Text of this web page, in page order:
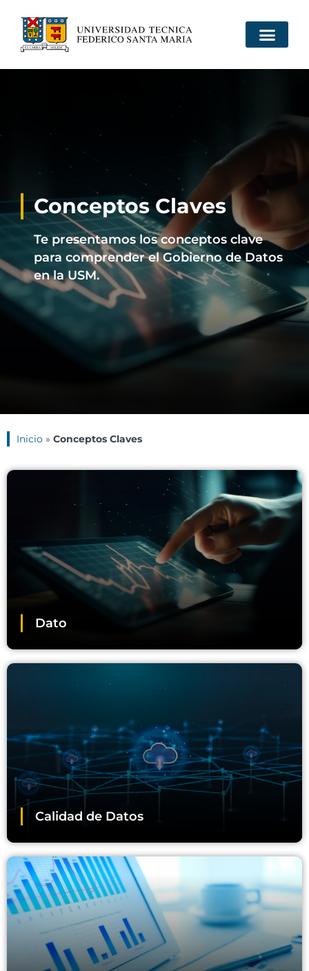
Conceptos Claves
Te presentamos los conceptos clave
para comprender el Gobierno de Datos
en la USM.
Inicio » Conceptos Claves
Dato
Calidad de Datos